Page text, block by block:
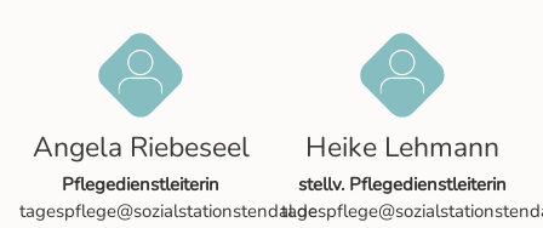
Angela Riebeseel
Pflegedienstleiterin
tagespflege@sozialstationstendal.de
Heike Lehmann
stellv. Pflegedienstleiterin